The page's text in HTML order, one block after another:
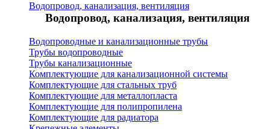
Водопровод, канализация, вентиляция
Водопровод, канализация, вентиляция
Водопроводные и канализационные трубы
Трубы водопроводные
Трубы канализационные
Комплектующие для канализационной системы
Комплектующие для стальных труб
Комплектующие для металлопласта
Комплектующие для полипропилена
Комплектующие для радиатора